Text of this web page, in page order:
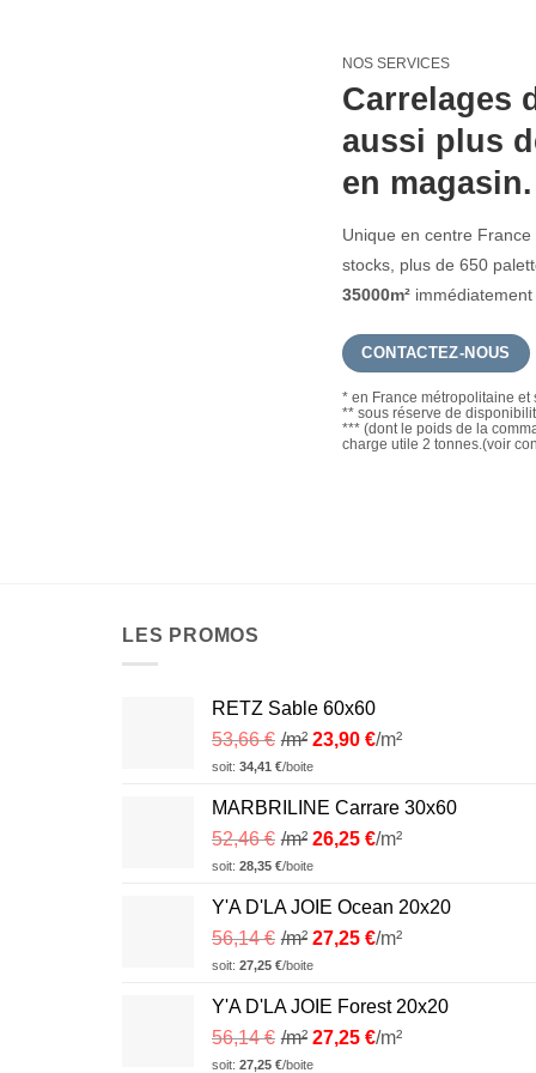
NOS SERVICES
Carrelages
aussi plus
en magasin.
Unique en centre
stocks, plus de 650
35000m²
CONTACTEZ-NOUS
* en France métropolitaine
** sous réserve de
*** (dont le poids de la
charge utile 2 tonnes.(voir
LES PROMOS
RETZ Sable 60x60
53,66€ /m² 23,90 €/m²
soit: 34,41 €/boite
MARBRILINE Carrare 30x60
52,46€ /m² 26,25 €/m²
soit: 28,35 €/boite
Y'A D'LA JOIE Ocean 20x20
56,14€ /m² 27,25 €/m²
soit: 27,25 €/boite
Y'A D'LA JOIE Forest 20x20
56,14€ /m² 27,25 €/m²
soit: 27,25 €/boite